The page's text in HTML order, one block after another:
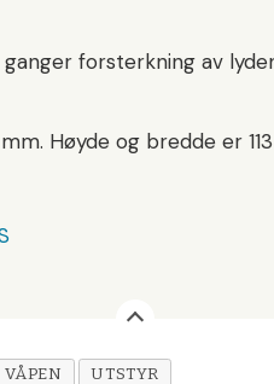
ganger forsterkning av
Høyde og bredde er
VÅPEN UTSTYR